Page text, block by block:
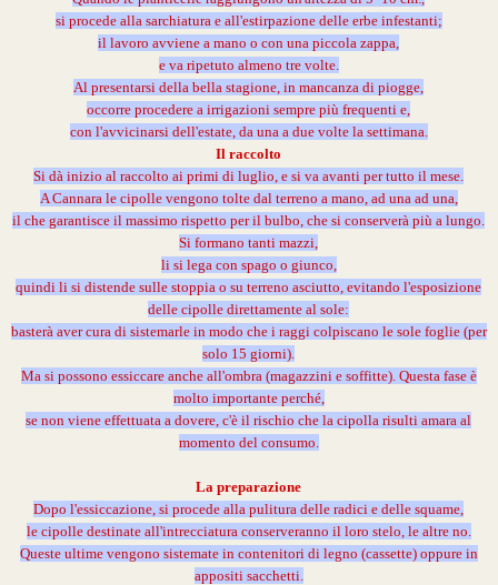
si procede alla sarchiatura e all'estirpazione delle erbe infestanti;
il lavoro avviene a mano o con una piccola zappa,
e va ripetuto almeno tre volte.
Al presentarsi della bella stagione, in mancanza di piogge,
occorre procedere a irrigazioni sempre più frequenti e,
con l'avvicinarsi dell'estate, da una a due volte la settimana.
Il raccolto
Si dà inizio al raccolto ai primi di luglio, e si va avanti per tutto il mese.
A Cannara le cipolle vengono tolte dal terreno a mano, ad una ad una,
il che garantisce il massimo rispetto per il bulbo, che si conserverà più a lungo.
Si formano tanti mazzi,
li si lega con spago o giunco,
quindi li si distende sulle stoppia o su terreno asciutto, evitando l'esposizione
delle cipolle direttamente al sole:
basterà aver cura di sistemarle in modo che i raggi colpiscano le sole foglie (per
solo 15 giorni).
Ma si possono essiccare anche all'ombra (magazzini e soffitte). Questa fase è
molto importante perché,
se non viene effettuata a dovere, c'è il rischio che la cipolla risulti amara al
momento del consumo.
La preparazione
Dopo l'essiccazione, si procede alla pulitura delle radici e delle squame,
le cipolle destinate all'intrecciatura conserveranno il loro stelo, le altre no.
Queste ultime vengono sistemate in contenitori di legno (cassette) oppure in
appositi sacchetti.